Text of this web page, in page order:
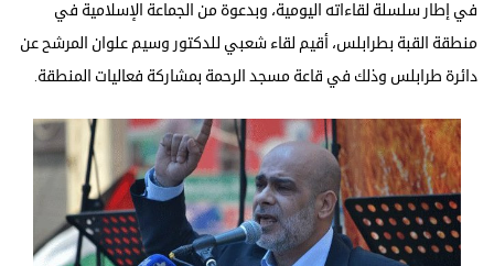
في إطار سلسلة لقاءاته اليومية، وبدعوة من الجماعة الإسلامية في
منطقة القبة بطرابلس، أقيم لقاء شعبي للدكتور وسيم علوان المرشح عن
دائرة طرابلس وذلك في قاعة مسجد الرحمة بمشاركة فعاليات المنطقة.